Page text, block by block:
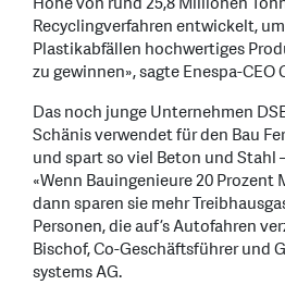
Recyclingverfahren entwickelt,
Plastikabfällen hochwertiges
zu gewinnen», sagte Enespa-CEO
Das noch junge Unternehmen
Schänis verwendet für den Bau
und spart so viel Beton und Stahl
«Wenn Bauingenieure 20 Prozent
dann sparen sie mehr
Personen, die auf’s Autofahren
Bischof, Co-Geschäftsführer und
systems AG.